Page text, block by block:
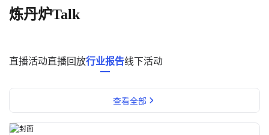
数据中心
消费者说
解决方案
金融市场解决方案
炼丹炉Talk
直播活动直播回放行业报告线下活动
查看全部